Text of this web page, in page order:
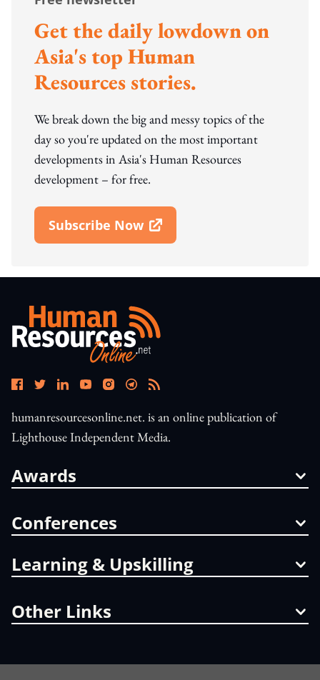
Get the daily lowdown on
Asia's top Human
Resources stories.
We break down the big and messy topics of the
day so you're updated on the most important
developments in Asia's Human Resources
development – for free.
Subscribe Now
Open In New Window
humanresourcesonline.net. is an online publication of
Lighthouse Independent Media.
Awards
Conferences
Learning & Upskilling
Other Links